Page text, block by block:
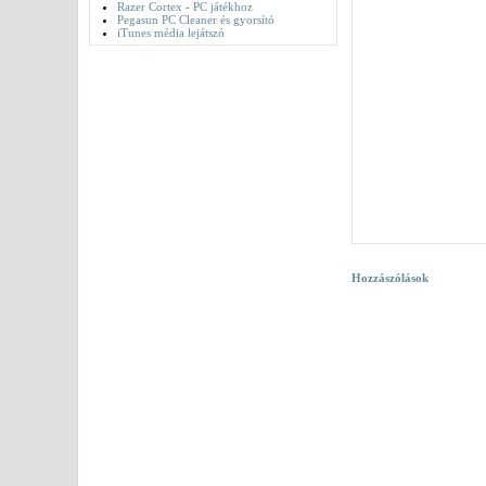
Razer Cortex - PC játékhoz
Pegasun PC Cleaner és gyorsító
iTunes média lejátszó
Hozzászólások